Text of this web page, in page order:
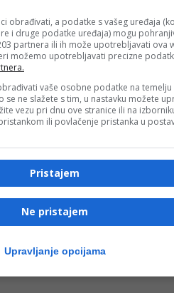
za statistiku nakon loših
da bi pomogla Kamali”
s Izetbegovićem: On je prijetnja
grad: Led padao oko 10 minuta
padom nadstrešnice u Novom
obrađivati, a podatke s vašeg uređaja
i druge podatke uređaja) mogu
partnera ili ih može upotrebljavati ova
možemo upotrebljavati precizne
vaše osobne podatke na temelju
se ne slažete s tim, u nastavku možete
vezu pri dnu ove stranice ili na
ili povlačenje pristanka u
Pristajem
Ne pristajem
Upravljanje opcijama